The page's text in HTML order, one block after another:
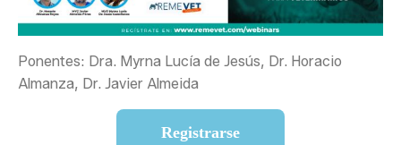
Ponentes: Dra. Myrna Lucía de Jesús, Dr. Horacio
Almanza, Dr. Javier Almeida
Registrarse